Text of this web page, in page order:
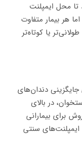
محل ایمپلنت
هر بیمار متفاوت
یا کوتاه‌تر
دندان‌های
در بالای
برای بیمارانی
ایمپلنت‌های سنتی